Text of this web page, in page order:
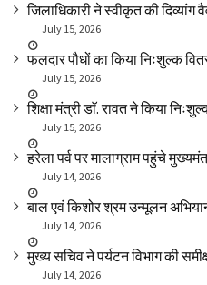
जिलाधिकारी ने स्वीकृत की दिव्यांग
July 15, 2026
फलदार पौधों का किया निःशुल्क
July 15, 2026
शिक्षा मंत्री डाॅ. रावत ने किया
July 15, 2026
हरेला पर्व पर मालाग्राम पहुंचे
July 14, 2026
बाल एवं किशोर श्रम उन्मूलन
July 14, 2026
मुख्य सचिव ने पर्यटन विभाग की
July 14, 2026